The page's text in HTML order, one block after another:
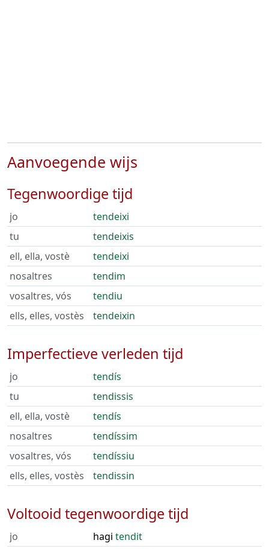
Aanvoegende wijs
Tegenwoordige tijd
jo
tendeixi
tu
tendeixis
ell, ella, vostè
tendeixi
nosaltres
tendim
vosaltres, vós
tendiu
ells, elles, vostès
tendeixin
Imperfectieve verleden tijd
jo
tendís
tu
tendissis
ell, ella, vostè
tendís
nosaltres
tendíssim
vosaltres, vós
tendíssiu
ells, elles, vostès
tendissin
Voltooid tegenwoordige tijd
jo hagi tendit